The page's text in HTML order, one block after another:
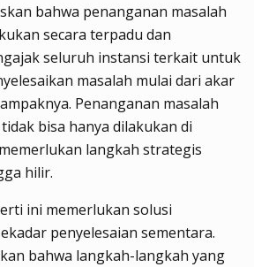
bahwa penanganan masalah
secara terpadu dan
seluruh instansi terkait untuk
masalah mulai dari akar
Penanganan masalah
bisa hanya dilakukan di
langkah strategis
hilir.
ini memerlukan solusi
penyelesaian sementara.
bahwa langkah-langkah yang